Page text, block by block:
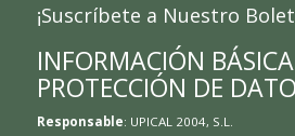
¡Suscríbete a Nuestro
INFORMACIÓN
PROTECCIÓN DE
Responsable: UPICAL 2004, S.L.